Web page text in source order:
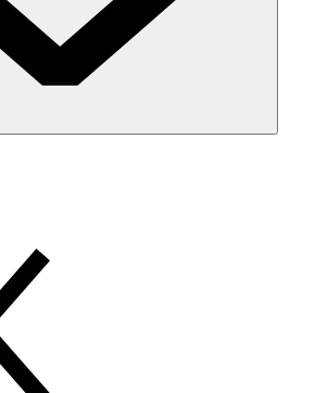
データベースアクセス制御
データマスキング。ジャストインタイム。
ータベースコンプライアンス
グ。承認フロー。ポリシー適用。